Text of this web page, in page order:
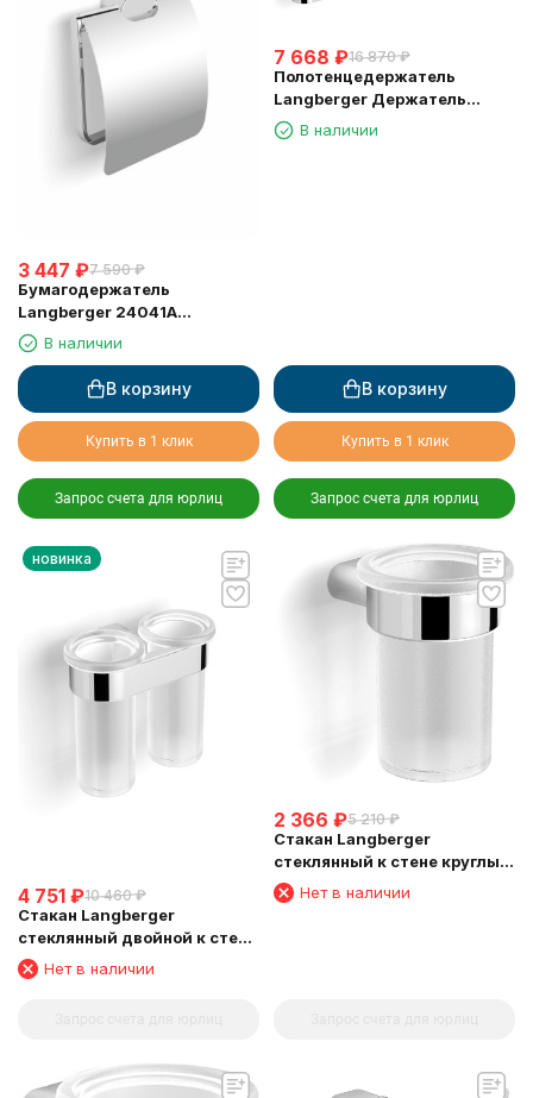
3 447 ₽7 590 ₽
Бумагодержатель
Langberger 24041A
туалетной бумаги с
крышкой
В наличии
В корзину
Купить в 1 клик
Запрос счета для юрлиц
7 668 ₽16 870 ₽
Полотенцедержатель
Langberger Держатель
аксессуаров и полотенца 80
см 24004C
В наличии
В корзину
Купить в 1 клик
Запрос счета для юрлиц
новинка
4 751 ₽10 460 ₽
Стакан Langberger
стеклянный двойной к стене
круглый 24019A
Нет в наличии
2 366 ₽5 210 ₽
Стакан Langberger
стеклянный к стене круглый
24011AНет в наличии